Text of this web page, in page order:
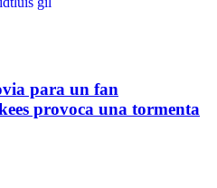
para un fan
provoca una tormenta